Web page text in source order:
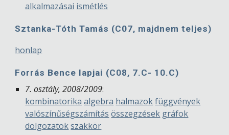
alkalmazásai ismétlés
Sztanka-Tóth Tamás (C07, majdnem teljes)
honlap
Forrás Bence lapjai (C08, 7.C- 10.C)
7. osztály, 2008/2009:
kombinatorika algebra halmazok függvények
valószínűségszámítás összegzések gráfok
dolgozatok szakkör